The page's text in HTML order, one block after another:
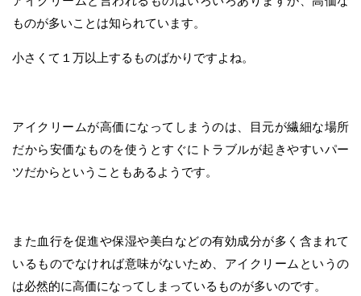
ものが多いことは知られています。
小さくて１万以上するものばかりですよね。
アイクリームが高価になってしまうのは、目元が繊細な場所
だから安価なものを使うとすぐにトラブルが起きやすいパー
ツだからということもあるようです。
また血行を促進や保湿や美白などの有効成分が多く含まれて
いるものでなければ意味がないため、アイクリームというの
は必然的に高価になってしまっているものが多いのです。